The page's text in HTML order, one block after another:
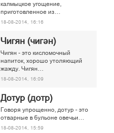
калмыцкое угощение,
приготовленное из…
18-08-2014, 16:16
Чигян (чигән)
Чигян - это кисломочный
напиток, хорошо утоляющий
жажду. Чигян…
18-08-2014, 16:09
Дотур (дотр)
Говоря упрощенно, дотур - это
отварные в бульоне овечьи…
18-08-2014, 15:59